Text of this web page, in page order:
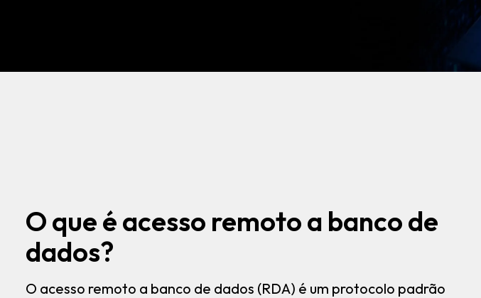
O que é acesso remoto a banco de
dados?
O acesso remoto a banco de dados (RDA) é um protocolo padrão